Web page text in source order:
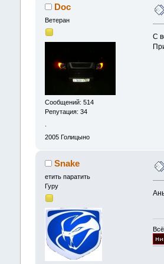
Doc
Ветеран
Сообщений: 514
Репутация: 34
.
2005 Голицыно
С
Snake
етить паратить
Гуру